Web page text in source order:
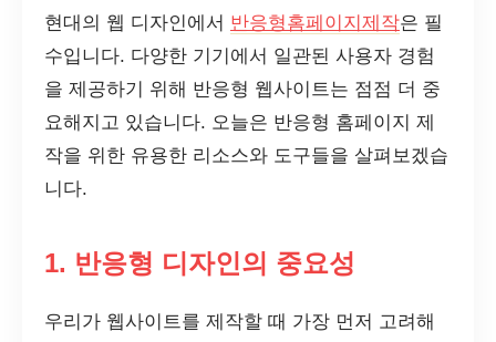
현대의 웹 디자인에서 반응형홈페이지제작은 필
수입니다. 다양한 기기에서 일관된 사용자 경험
을 제공하기 위해 반응형 웹사이트는 점점 더 중
요해지고 있습니다. 오늘은 반응형 홈페이지 제
작을 위한 유용한 리소스와 도구들을 살펴보겠습
니다.
1. 반응형 디자인의 중요성
우리가 웹사이트를 제작할 때 가장 먼저 고려해